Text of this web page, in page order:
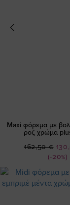
Maxi φόρεμα με
ροζ χρώμα
(-20%)
Τιμή
162,50 €